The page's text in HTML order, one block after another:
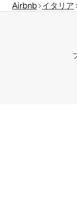
Airbnb イタリア